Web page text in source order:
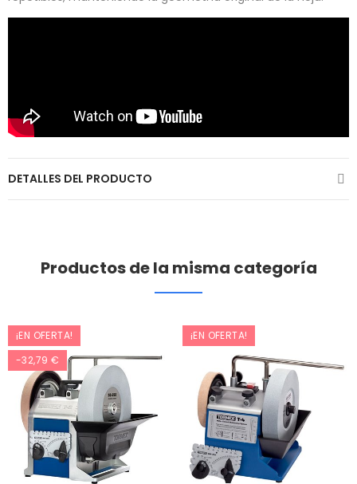
DETALLES DEL PRODUCTO
Productos de la misma categoría
¡EN OFERTA!
-32,79 €
¡EN OFERTA!